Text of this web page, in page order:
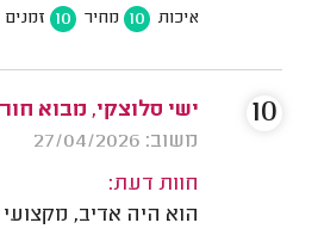
איכות 10 מחיר 10 זמנים
ישי סלוצקי, מבוא
משוב: 27/04/2026
חוות דעת:
הוא היה אדיב, מקצועי
10